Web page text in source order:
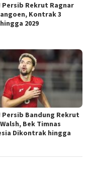
Persib Rekrut Ragnar
Kontrak 3
2029
Persib Bandung Rekrut
Bek Timnas
Dikontrak hingga